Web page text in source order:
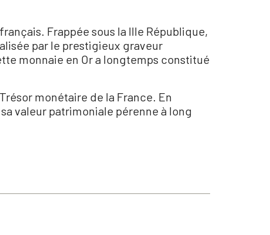
Frappée sous la IIIe République,
par le prestigieux graveur
monnaie en Or a longtemps constitué
monétaire de la France. En
valeur patrimoniale pérenne à long